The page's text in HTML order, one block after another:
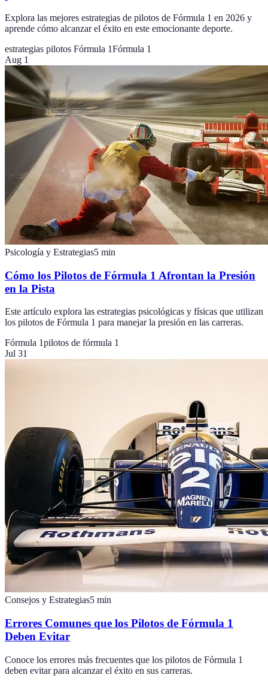
Explora las mejores estrategias de pilotos de Fórmula 1 en 2026 y
aprende cómo alcanzar el éxito en este emocionante deporte.
estrategias pilotos Fórmula 1Fórmula 1
Aug 1
Psicología y Estrategias5 min
Cómo los Pilotos de Fórmula 1 Afrontan la Presión
en la Pista
Este artículo explora las estrategias psicológicas y físicas que utilizan
los pilotos de Fórmula 1 para manejar la presión en las carreras.
Fórmula 1pilotos de fórmula 1
Jul 31
Consejos y Estrategias5 min
Errores Comunes que los Pilotos de Fórmula 1
Deben Evitar
Conoce los errores más frecuentes que los pilotos de Fórmula 1
deben evitar para alcanzar el éxito en sus carreras.